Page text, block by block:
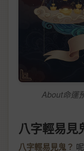
About命運
八字輕易見
八字輕易見鬼？